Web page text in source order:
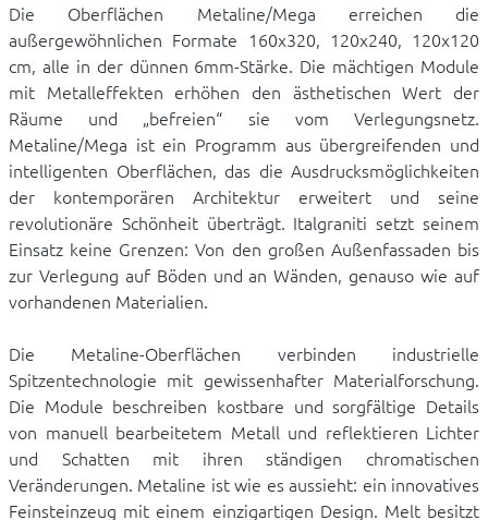
Die Oberflächen Metaline/Mega erreichen die
außergewöhnlichen Formate 160x320, 120x240, 120x120
cm, alle in der dünnen 6mm-Stärke. Die mächtigen Module
mit Metalleffekten erhöhen den ästhetischen Wert der
Räume und „befreien“ sie vom Verlegungsnetz.
Metaline/Mega ist ein Programm aus übergreifenden und
intelligenten Oberflächen, das die Ausdrucksmöglichkeiten
der kontemporären Architektur erweitert und seine
revolutionäre Schönheit überträgt. Italgraniti setzt seinem
Einsatz keine Grenzen: Von den großen Außenfassaden bis
zur Verlegung auf Böden und an Wänden, genauso wie auf
vorhandenen Materialien.
Die Metaline-Oberflächen verbinden industrielle
Spitzentechnologie mit gewissenhafter Materialforschung.
Die Module beschreiben kostbare und sorgfältige Details
von manuell bearbeitetem Metall und reflektieren Lichter
und Schatten mit ihren ständigen chromatischen
Veränderungen. Metaline ist wie es aussieht: ein innovatives
Feinsteinzeug mit einem einzigartigen Design. Melt besitzt